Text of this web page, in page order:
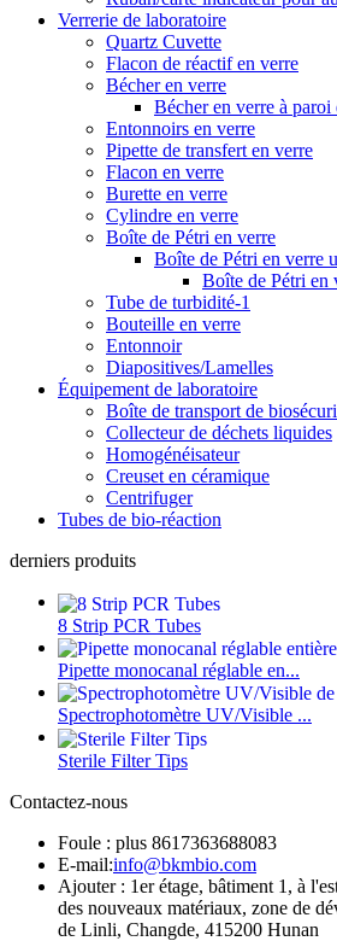
Verrerie de laboratoire
Quartz Cuvette
Flacon de réactif en verre
Bécher en verre
Bécher en verre à paroi
Entonnoirs en verre
Pipette de transfert en verre
Flacon en verre
Burette en verre
Cylindre en verre
Boîte de Pétri en verre
Boîte de Pétri en verre
Boîte de Pétri en
Tube de turbidité-1
Bouteille en verre
Entonnoir
Diapositives/Lamelles
Équipement de laboratoire
Boîte de transport de
Collecteur de déchets liquides
Homogénéisateur
Creuset en céramique
Centrifuger
Tubes de bio-réaction
derniers produits
8 Strip PCR Tubes
Pipette monocanal réglable en...
Spectrophotomètre UV/Visible ...
Sterile Filter Tips
Contactez-nous
Foule : plus 8617363688083
E-mail:info@bkmbio.com
Ajouter : 1er étage, bâtiment 1, à
des nouveaux matériaux, zone de
de Linli, Changde, 415200 Hunan